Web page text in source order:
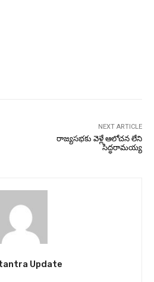
NEXT ARTICLE
రాజ్యసభకు వెళ్లే ఆలోచన లేని
సిద్ధరామయ్య
Update